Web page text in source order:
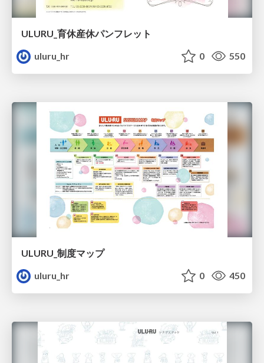
ULURU_育休産休パンフレット
uluru_hr
0 550
ULURU_制度マップ
uluru_hr
0 450